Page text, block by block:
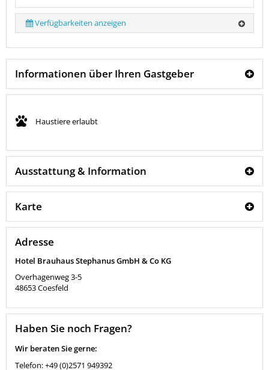
Verfügbarkeiten anzeigen
Informationen über Ihren Gastgeber
Haustiere erlaubt
Ausstattung & Information
Karte
Adresse
Hotel Brauhaus Stephanus GmbH & Co KG
Overhagenweg 3-5
48653Coesfeld
Haben Sie noch Fragen?
Wir beraten Sie gerne:
Telefon: +49 (0)2571 949392